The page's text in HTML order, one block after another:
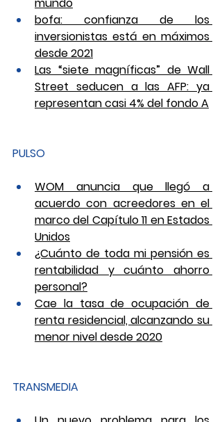
bofa: confianza de los
inversionistas está en máximos
desde 2021
Las “siete magníficas” de Wall
Street seducen a las AFP: ya
representan casi 4% del fondo A
PULSO
WOM anuncia que llegó a
acuerdo con acreedores en el
marco del Capítulo 11 en Estados
Unidos
¿Cuánto de toda mi pensión es
rentabilidad y cuánto ahorro
personal?
Cae la tasa de ocupación de
renta residencial, alcanzando su
menor nivel desde 2020
TRANSMEDIA